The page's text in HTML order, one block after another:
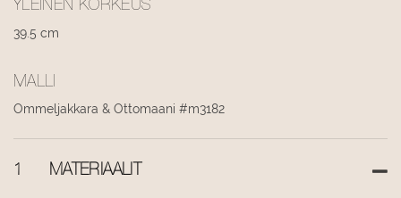
YLEINEN KORKEUS
39.5 cm
MALLI
Ommeljakkara & Ottomaani #m3182
1 MATERIAALIT